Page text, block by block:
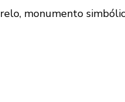
monumento